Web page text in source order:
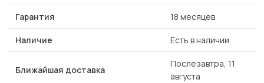
Гарантия 18 месяцев
Наличие Есть в наличии
Ближайшая доставка
Послезавтра, 11
августа